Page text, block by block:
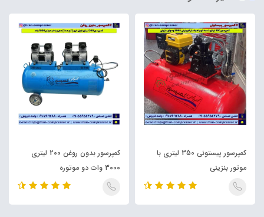
کمپرسور پیستونی 350 لیتری با
موتور بنزینی
کمپرسور بدون روغن 200 لیتری
3000 وات دو موتوره